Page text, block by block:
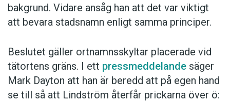
bakgrund. Vidare ansåg han att det var viktigt
att bevara stadsnamn enligt samma principer.
Beslutet gäller ortnamnsskyltar placerade vid
tätortens gräns. I ett pressmeddelande säger
Mark Dayton att han är beredd att på egen hand
se till så att Lindström återfår prickarna över ö: